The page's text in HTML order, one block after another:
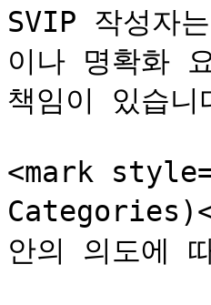
SVIP 작성자
이나 명확화
책임이 있습니
<mark
안의 의도에